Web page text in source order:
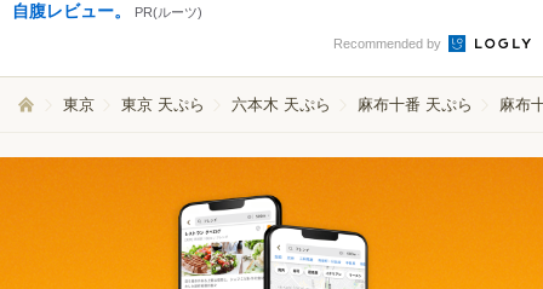
自腹レビュー。
PR(ルーツ)
Recommended by
東京 東京 天ぷら 六本木 天ぷら 麻布十番 天ぷら 麻布